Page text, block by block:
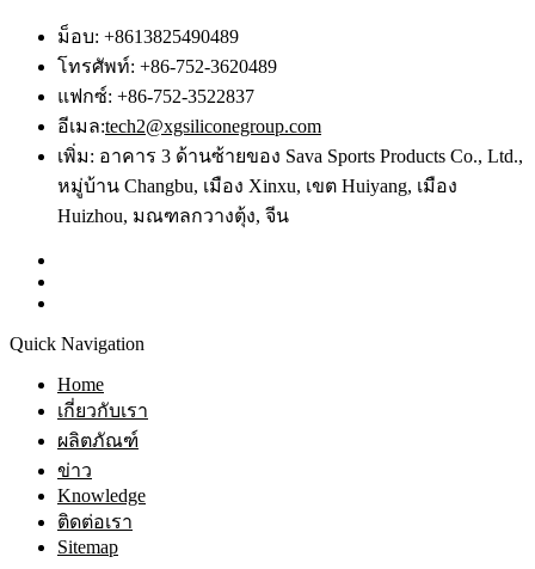
ม็อบ: +8613825490489
โทรศัพท์: +86-752-3620489
แฟกซ์: +86-752-3522837
อีเมล:tech2@xgsiliconegroup.com
เพิ่ม: อาคาร 3 ด้านซ้ายของ Sava Sports Products Co., Ltd.,
หมู่บ้าน Changbu, เมือง Xinxu, เขต Huiyang, เมือง
Huizhou, มณฑลกวางตุ้ง, จีน
Quick Navigation
Home
เกี่ยวกับเรา
ผลิตภัณฑ์
ข่าว
Knowledge
ติดต่อเรา
Sitemap